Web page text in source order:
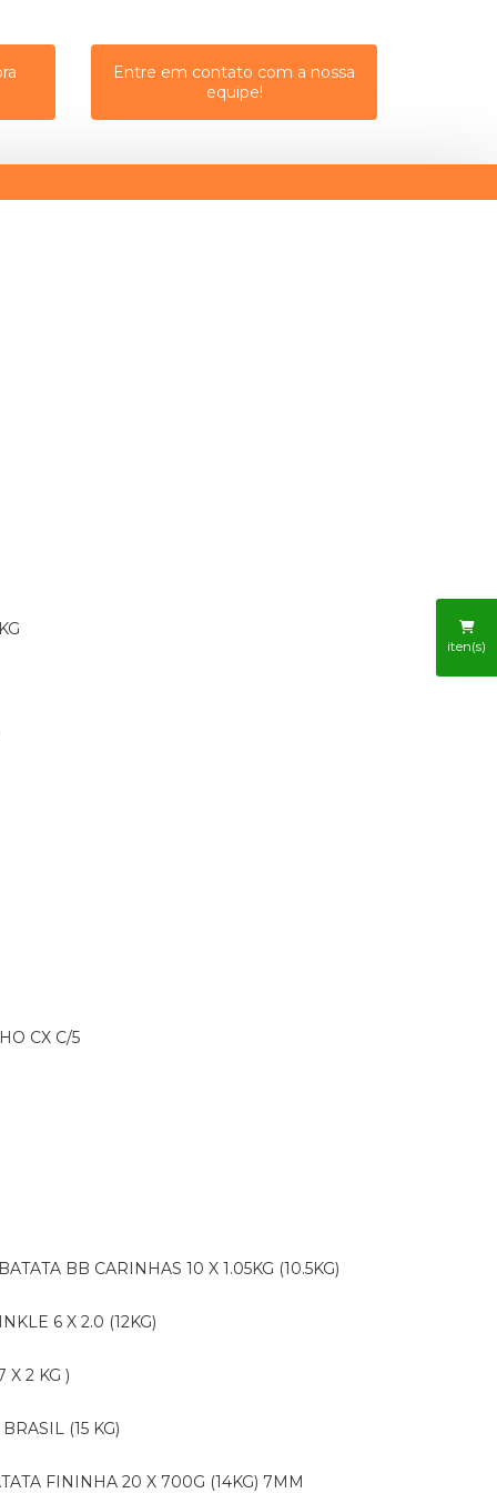
Entre em contato com a nossa
equipe!
CX C/5
BATATA BB CARINHAS 10 X 1.05KG (10.5KG)
6 X 2.0 (12KG)
X 2 KG )
(15 KG)
FININHA 20 X 700G (14KG) 7MM
iten(s)